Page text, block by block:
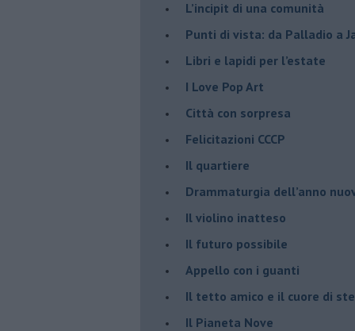
​L’incipit di una comunità
Punti di vista: da Palladio a
​Libri e lapidi per l’estate
​I Love Pop Art
Città con sorpresa
Felicitazioni CCCP
​Il quartiere
​Drammaturgia dell’anno
​Il violino inatteso
​Il futuro possibile
​Appello con i guanti
​Il tetto amico e il cuore di
​Il Pianeta Nove